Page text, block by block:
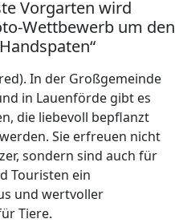
Vorgarten wird
Wettbewerb um den
In der Großgemeinde
in Lauenförde gibt es
die liebevoll bepflanzt
Sie erfreuen nicht
sondern sind auch für
Touristen ein
und wertvoller
Tiere.